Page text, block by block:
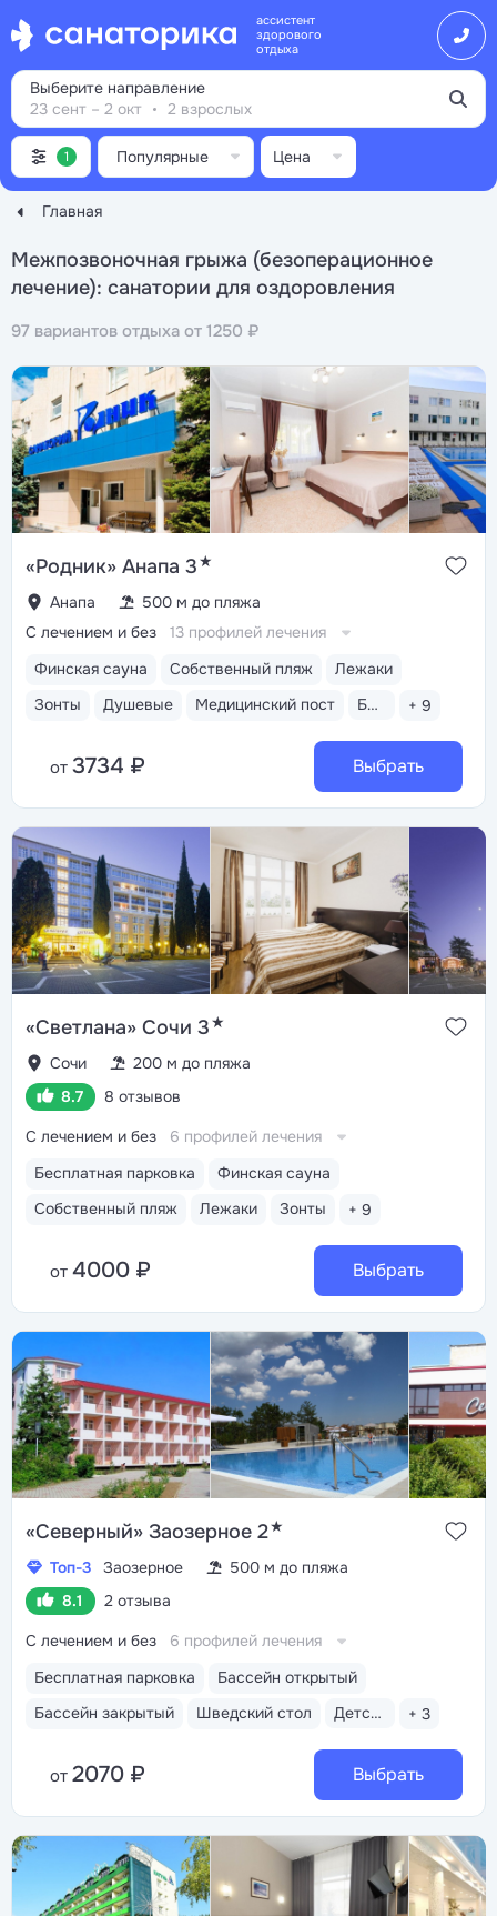
ассистент
здорового
отдыха
Главная
Выберите направление
23 сент – 2 окт
2 взрослых
Межпозвоночная грыжа (безоперационное
лечение): санатории для оздоровления
97 вариантов отдыха от 1250 ₽
1 Популярные Цена
«Родник» Анапа 3★
Анапа 500 м до пляжа
Финская сауна Собственный пляж
Лежаки
Зонты
Душевые Медицинский пост Бассейн открытый + 9
С лечением и без 13 профилей лечения
от 3734 ₽ Выбрать
«Светлана» Сочи 3★
Сочи
200 м до пляжа
8.7
8 отзывов
Бесплатная парковка
Финская сауна
Собственный пляж
Лежаки Зонты + 9
С лечением и без 6 профилей лечения
от 4000 ₽ Выбрать
«Северный» Заозерное 2★
Топ-3 Заозерное
500 м до пляжа
8.1
2 отзыва
Бесплатная парковка
Бассейн открытый
Бассейн закрытый
Шведский стол Детская комната + 3
С лечением и без 6 профилей лечения
от 2070 ₽ Выбрать